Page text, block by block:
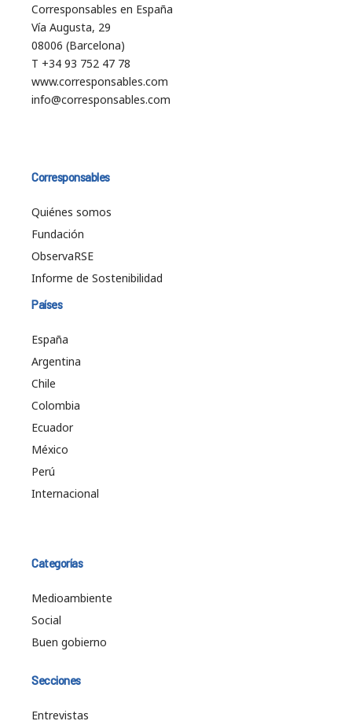
Corresponsables en España
Vía Augusta, 29
08006 (Barcelona)
T +34 93 752 47 78
www.corresponsables.com
info@corresponsables.com
Corresponsables
Quiénes somos
Fundación
ObservaRSE
Informe de Sostenibilidad
Países
España
Argentina
Chile
Colombia
Ecuador
México
Perú
Internacional
Categorías
Medioambiente
Social
Buen gobierno
Secciones
Entrevistas